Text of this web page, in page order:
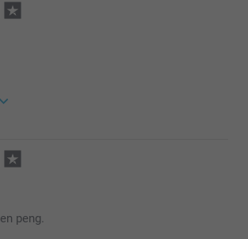
dina ⭐️⭐️⭐️⭐️⭐️ och omdöme av våra
vi är glada att du är nöjd med dem!
dina ⭐️⭐️⭐️⭐️⭐️ och omdöme av våra
Visst är det härligt att kunna ge bort
en alldeles egen etikett på! Tack för
peng.